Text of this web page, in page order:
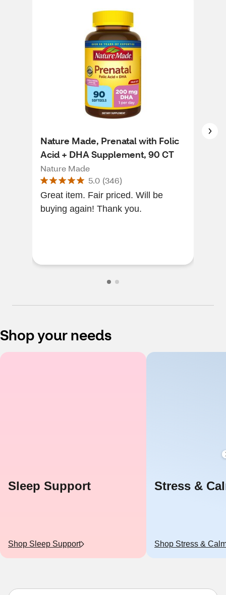
Nature Made, Prenatal with Folic
Acid + DHA Supplement, 90 CT
Nature Made
5.0 (346)
Great item. Fair priced. Will be
buying again! Thank you.
Shop your needs
Sleep Support
Shop Sleep Support
Stress &
Shop Stress &